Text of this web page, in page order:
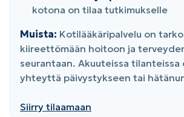
kotona on tilaa tutkimukselle
Muista: Kotilääkäripalvelu on
kiireettömään hoitoon ja
seurantaan. Akuuteissa tilanteissa
yhteyttä päivystykseen tai
Siirry tilaamaan